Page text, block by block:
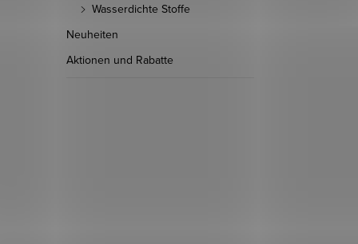
Wasserdichte Stoffe
Neuheiten
Aktionen und Rabatte